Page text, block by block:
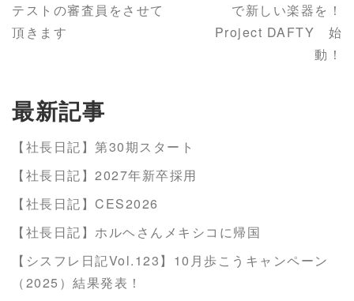
テストの審査員をさせて
頂きます
で新しい楽器を！
Project DAFTY 始
動！
最新記事
【社長日記】第30期スタート
【社長日記】2027年新卒採用
【社長日記】CES2026
【社長日記】ホルヘさんメキシコに帰国
【シスフレ日記Vol.123】10月歩こうキャンペーン
（2025）結果発表！